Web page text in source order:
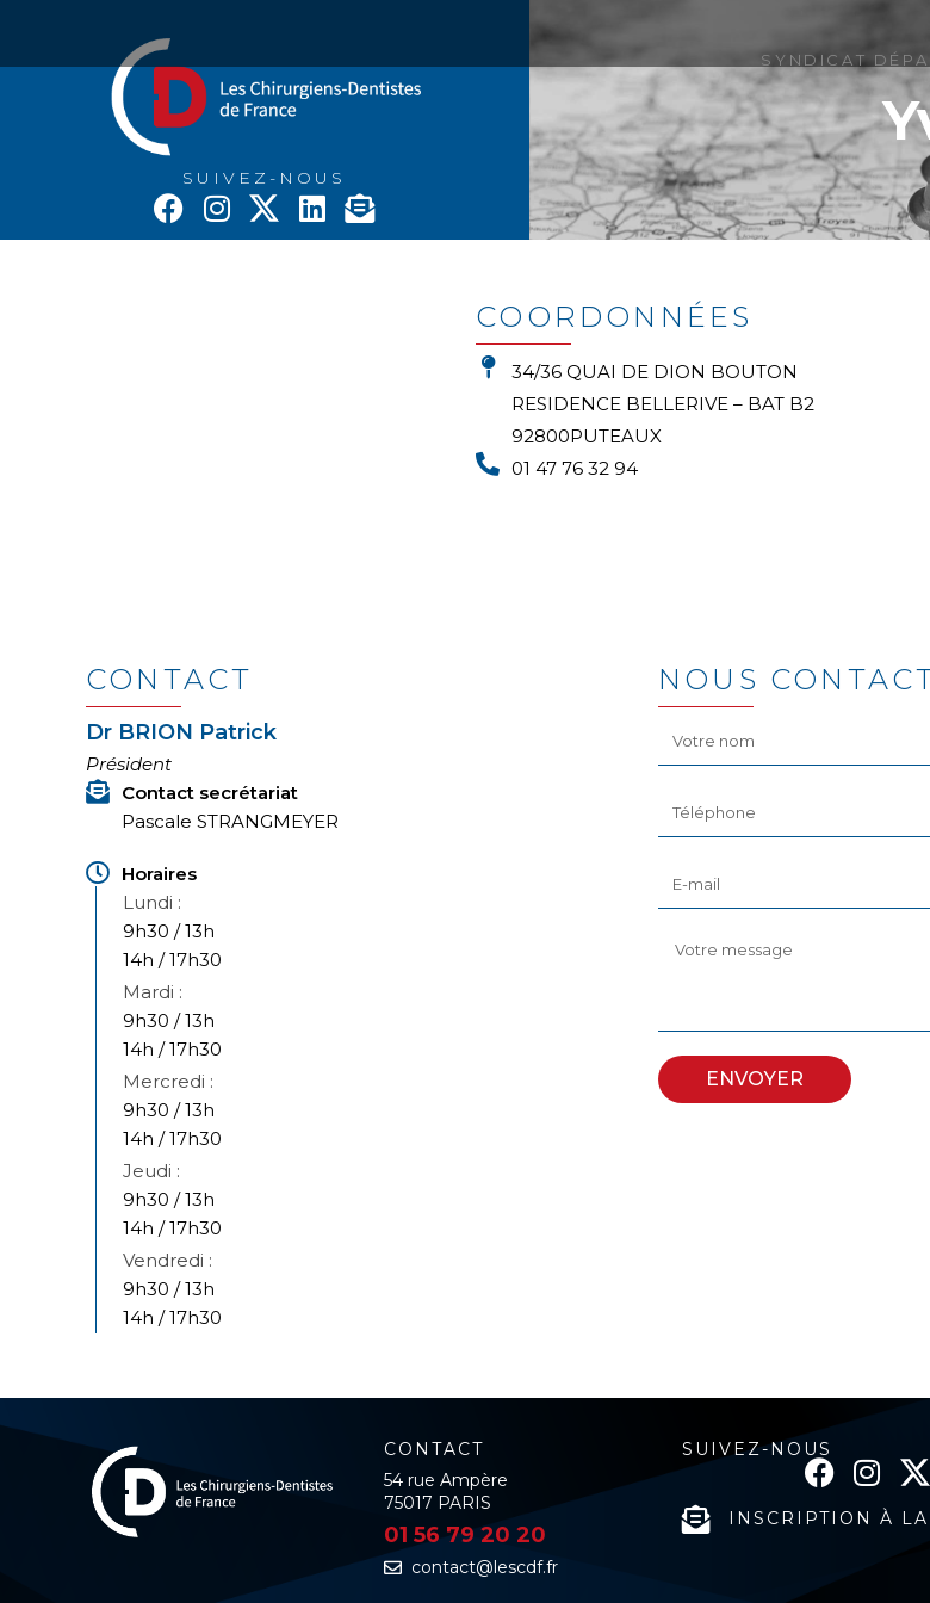
SUIVEZ-NOUS
SYNDICAT
COORDONNÉES
34/36 QUAI DE DION BOUTON
RESIDENCE BELLERIVE – BAT B2
92800PUTEAUX
01 47 76 32 94
CONTACT
Dr BRION Patrick
Président
Contact secrétariat
Pascale STRANGMEYER
Horaires
9h30 / 13h
14h / 17h30
9h30 / 13h
14h / 17h30
9h30 / 13h
14h / 17h30
9h30 / 13h
14h / 17h30
9h30 / 13h
14h / 17h30
NOUS
ENVOYER
CONTACT
54 rue Ampère
75017 PARIS
01 56 79 20 20
contact@lescdf.fr
SUIVEZ-NOUS
INSCRIPTION À